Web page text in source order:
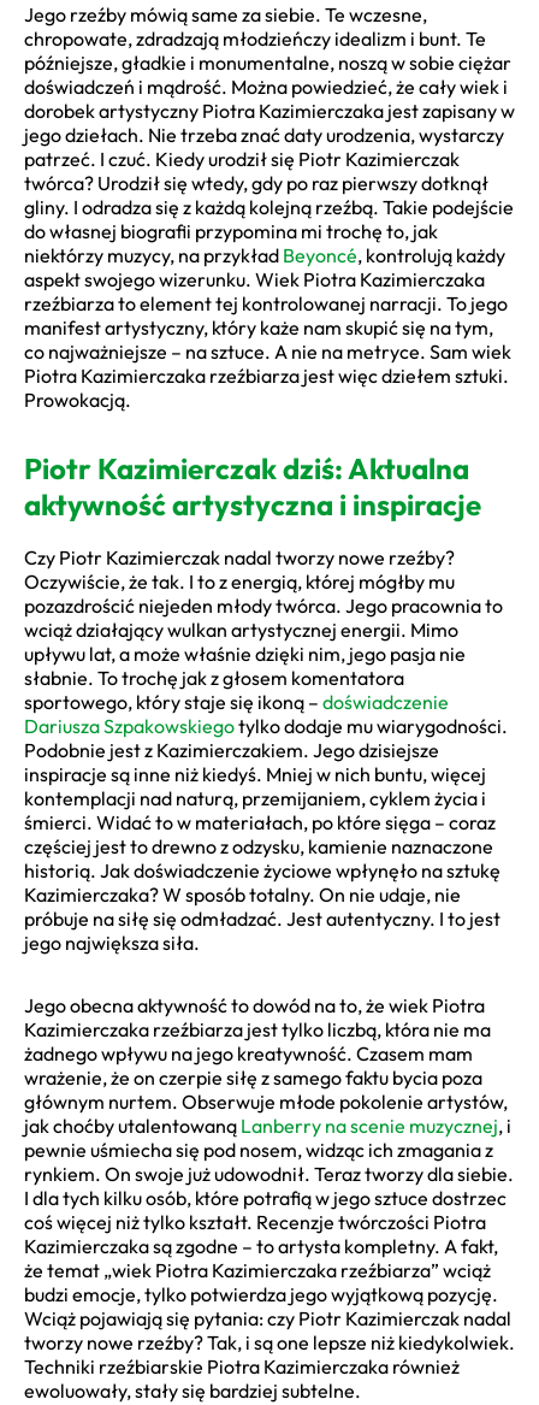
Jego rzeźby mówią same za siebie. Te wczesne,
chropowate, zdradzają młodzieńczy idealizm i bunt. Te
późniejsze, gładkie i monumentalne, noszą w sobie ciężar
doświadczeń i mądrość. Można powiedzieć, że cały wiek i
dorobek artystyczny Piotra Kazimierczaka jest zapisany w
jego dziełach. Nie trzeba znać daty urodzenia, wystarczy
patrzeć. I czuć. Kiedy urodził się Piotr Kazimierczak
twórca? Urodził się wtedy, gdy po raz pierwszy dotknął
gliny. I odradza się z każdą kolejną rzeźbą. Takie podejście
do własnej biografii przypomina mi trochę to, jak
niektórzy muzycy, na przykład Beyoncé, kontrolują każdy
aspekt swojego wizerunku. Wiek Piotra Kazimierczaka
rzeźbiarza to element tej kontrolowanej narracji. To jego
manifest artystyczny, który każe nam skupić się na tym,
co najważniejsze – na sztuce. A nie na metryce. Sam wiek
Piotra Kazimierczaka rzeźbiarza jest więc dziełem sztuki.
Prowokacją.
Piotr Kazimierczak dziś: Aktualna
aktywność artystyczna i inspiracje
Czy Piotr Kazimierczak nadal tworzy nowe rzeźby?
Oczywiście, że tak. I to z energią, której mógłby mu
pozazdrościć niejeden młody twórca. Jego pracownia to
wciąż działający wulkan artystycznej energii. Mimo
upływu lat, a może właśnie dzięki nim, jego pasja nie
słabnie. To trochę jak z głosem komentatora
sportowego, który staje się ikoną – doświadczenie
Dariusza Szpakowskiegotylko dodaje mu wiarygodności.
Podobnie jest z Kazimierczakiem. Jego dzisiejsze
inspiracje są inne niż kiedyś. Mniej w nich buntu, więcej
kontemplacji nad naturą, przemijaniem, cyklem życia i
śmierci. Widać to w materiałach, po które sięga – coraz
częściej jest to drewno z odzysku, kamienie naznaczone
historią. Jak doświadczenie życiowe wpłynęło na sztukę
Kazimierczaka? W sposób totalny. On nie udaje, nie
próbuje na siłę się odmładzać. Jest autentyczny. I to jest
jego największa siła.
Jego obecna aktywność to dowód na to, że wiek Piotra
Kazimierczaka rzeźbiarza jest tylko liczbą, która nie ma
żadnego wpływu na jego kreatywność. Czasem mam
wrażenie, że on czerpie siłę z samego faktu bycia poza
głównym nurtem. Obserwuje młode pokolenie artystów,
jak choćby utalentowaną Lanberry na scenie muzycznej, i
pewnie uśmiecha się pod nosem, widząc ich zmagania z
rynkiem. On swoje już udowodnił. Teraz tworzy dla siebie.
I dla tych kilku osób, które potrafią w jego sztuce dostrzec
coś więcej niż tylko kształt. Recenzje twórczości Piotra
Kazimierczaka są zgodne – to artysta kompletny. A fakt,
że temat „wiek Piotra Kazimierczaka rzeźbiarza” wciąż
budzi emocje, tylko potwierdza jego wyjątkową pozycję.
Wciąż pojawiają się pytania: czy Piotr Kazimierczak nadal
tworzy nowe rzeźby? Tak, i są one lepsze niż kiedykolwiek.
Techniki rzeźbiarskie Piotra Kazimierczaka również
ewoluowały, stały się bardziej subtelne.